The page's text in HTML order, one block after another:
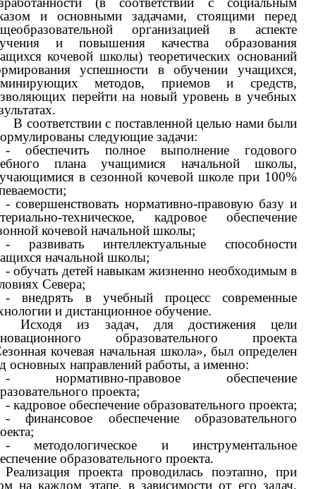
и основными задачами, стоящими перед
организацией в аспекте
и повышения качества образования
кочевой школы) теоретических оснований
успешности в обучении учащихся,
методов, приемов и средств,
перейти на новый уровень в учебных
В соответствии с поставленной целью нами были
следующие задачи:
- обеспечить полное выполнение годового
плана учащимися начальной школы,
в сезонной кочевой школе при 100%
- совершенствовать нормативно-правовую базу и
техническое, кадровое обеспечение
кочевой начальной школы;
- развивать интеллектуальные способности
начальной школы;
- обучать детей навыкам жизненно необходимым в
Севера;
- внедрять в учебный процесс современные
и дистанционное обучение.
Исходя из задач, для достижения цели
образовательного проекта
кочевая начальная школа», был определен
основных направлений работы, а именно:
- нормативно-правовое обеспечение
проекта;
- кадровое обеспечение образовательного проекта;
- финансовое обеспечение образовательного
- методологическое и инструментальное
образовательного проекта.
Реализация проекта проводилась поэтапно, при
на каждом этапе, в зависимости от его задач,